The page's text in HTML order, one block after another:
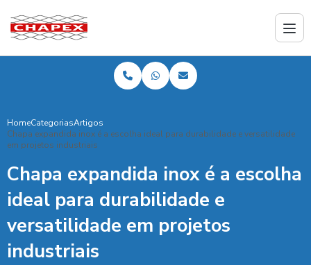
HomeCategoriasArtigos
Chapa expandida inox é a escolha ideal para durabilidade e versatilidade
em projetos industriais
Chapa expandida inox é a escolha
ideal para durabilidade e
versatilidade em projetos
industriais